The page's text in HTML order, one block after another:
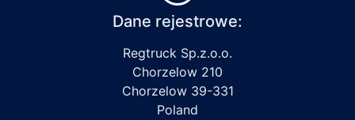
Dane rejestrowe:
Regtruck Sp.z.o.o.
Chorzelow 210
Chorzelow 39-331
Poland